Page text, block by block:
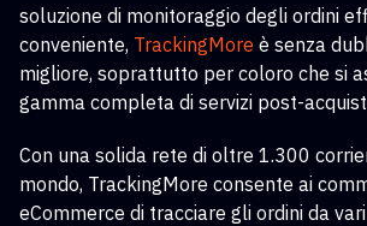
soluzione di monitoraggio degli ordini
conveniente, TrackingMore è senza
migliore, soprattutto per coloro che si
gamma completa di servizi post-
Con una solida rete di oltre 1.300
mondo, TrackingMore consente ai
eCommerce di tracciare gli ordini da